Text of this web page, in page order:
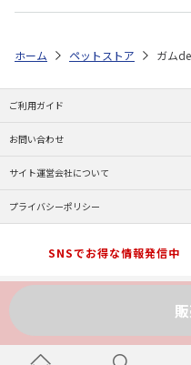
ホーム ペットストア ガム
ご利用ガイド
お問い合わせ
サイト運営会社について
プライバシーポリシー
SNSでお得な情報発信中